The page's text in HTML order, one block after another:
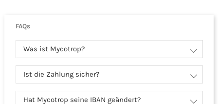
FAQs
Was ist Mycotrop?
Ist die Zahlung sicher?
Hat Mycotrop seine IBAN geändert?